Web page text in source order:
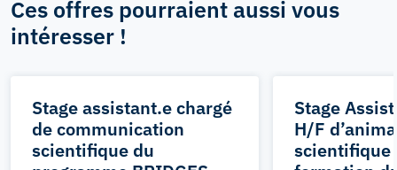
Ces offres pourraient aussi vous
intéresser !
Stage assistant.e chargé
de communication
scientifique du
Stage
H/F
scientifique